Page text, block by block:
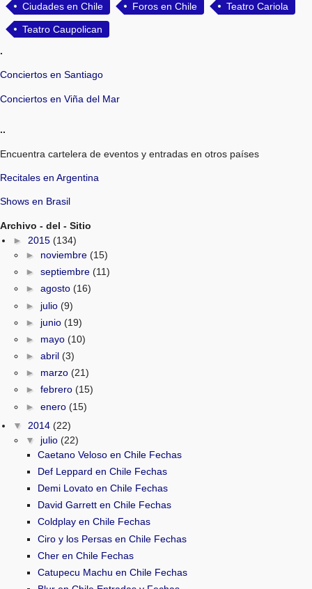
Ciudades en Chile
Foros en Chile Teatro Cariola
Teatro Caupolican
.
Conciertos en Santiago
Conciertos en Viña del Mar
..
Encuentra cartelera de eventos y entradas en otros países
Recitales en Argentina
Shows en Brasil
Archivo - del - Sitio
► 2015 (134)
► noviembre (15)
► septiembre (11)
► agosto (16)
► julio (9)
► junio (19)
► mayo (10)
► abril (3)
► marzo (21)
► febrero (15)
► enero (15)
▼ 2014 (22)
▼ julio (22)
Caetano Veloso en Chile Fechas
Def Leppard en Chile Fechas
Demi Lovato en Chile Fechas
David Garrett en Chile Fechas
Coldplay en Chile Fechas
Ciro y los Persas en Chile Fechas
Cher en Chile Fechas
Catupecu Machu en Chile Fechas